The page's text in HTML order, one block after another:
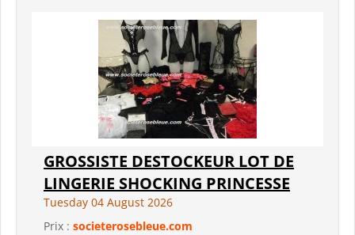
GROSSISTE DESTOCKEUR LOT DE
LINGERIE SHOCKING PRINCESSE
Tuesday 04 August 2026
Prix : societerosebleue.com